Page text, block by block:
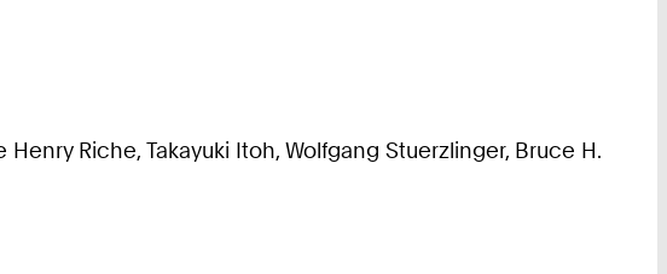
Riche, Takayuki Itoh, Wolfgang Stuerzlinger, Bruce H.